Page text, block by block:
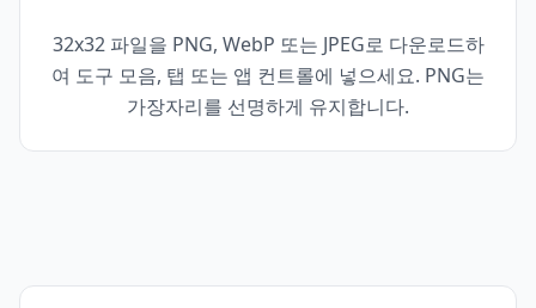
32x32 파일을 PNG, WebP 또는 JPEG로 다운로드하
여 도구 모음, 탭 또는 앱 컨트롤에 넣으세요. PNG는
가장자리를 선명하게 유지합니다.